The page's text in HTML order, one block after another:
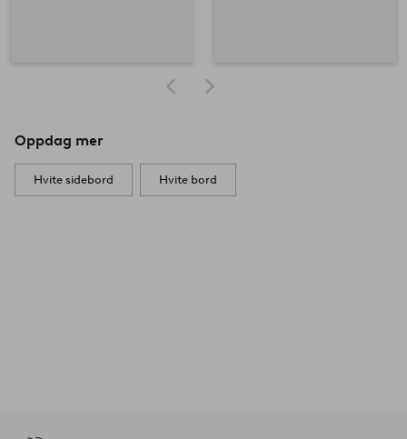
Oppdag mer
Hvite sidebord Hvite bord